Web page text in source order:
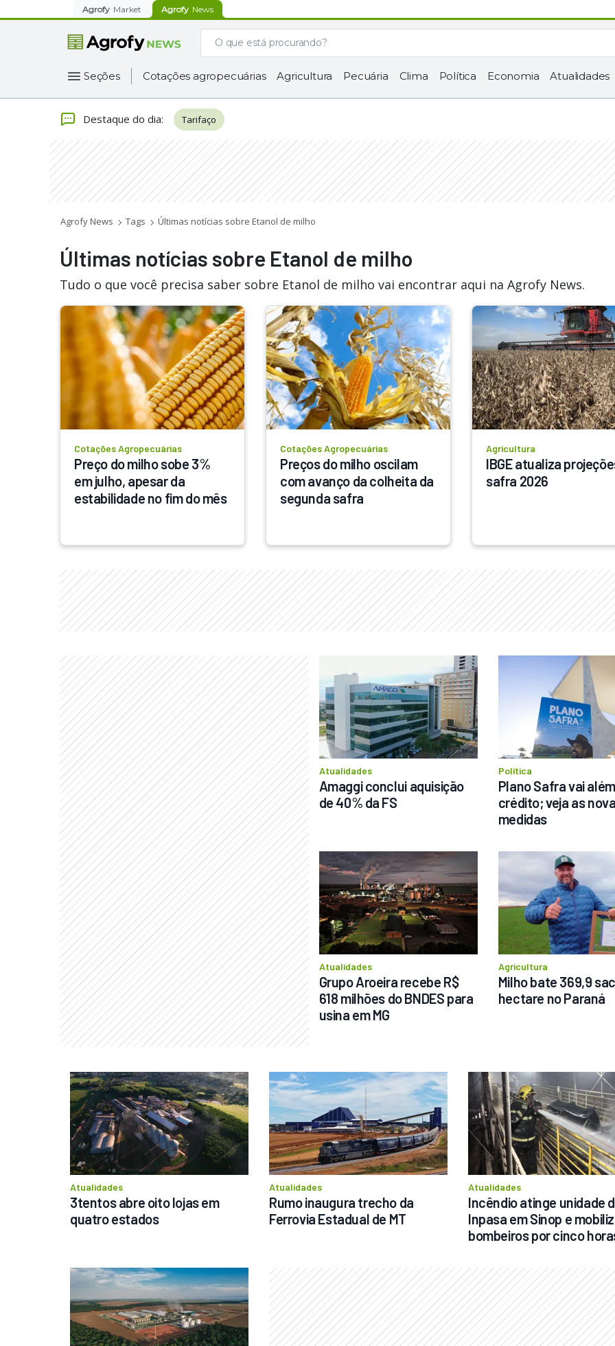
Agrofy Market Agrofy News
Seções Cotações agropecuárias Agricultura Pecuária Clima Política Economia Atualidades
Destaque do dia: Tarifaço
Agrofy News Tags Últimas notícias sobre Etanol de milho
Últimas notícias sobre Etanol de milho
Tudo o que você precisa saber sobre Etanol de milho vai encontrar aqui na Agrofy News.
Cotações Agropecuárias
Preço do milho sobe 3%
em julho, apesar da
estabilidade no fim do mês
Cotações Agropecuárias
Preços do milho oscilam
com avanço da colheita da
segunda safra
Agricultura
IBGE atualiza
safra 2026
Atualidades
Amaggi conclui aquisição
de 40% da FS
Política
Plano Safra vai
crédito; veja as
medidas
Atualidades
Grupo Aroeira recebe R$
618 milhões do BNDES para
usina em MG
Agricultura
Milho bate 369,9
hectare no Paraná
Atualidades
3tentos abre oito lojas em
quatro estados
Atualidades
Rumo inaugura trecho da
Ferrovia Estadual de MT
Atualidades
Incêndio atinge unidade
Inpasa em Sinop e
bombeiros por cinco